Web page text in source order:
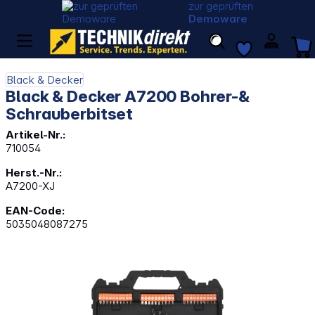
zur geprüften
Demoware
Black & Decker
Black & Decker A7200 Bohrer-&
Schrauberbitset
Artikel-Nr.:
710054
Herst.-Nr.:
A7200-XJ
EAN-Code:
5035048087275
Bildergalerie überspringen